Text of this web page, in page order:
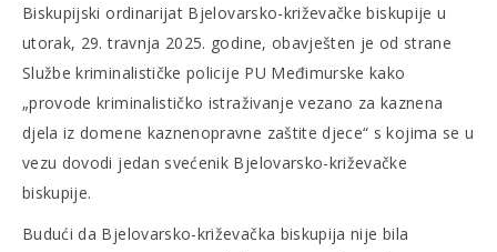
Biskupijski ordinarijat Bjelovarsko-križevačke biskupije u
utorak, 29. travnja 2025. godine, obavješten je od strane
Službe kriminalističke policije PU Međimurske kako
„provode kriminalističko istraživanje vezano za kaznena
djela iz domene kaznenopravne zaštite djece“ s kojima se u
vezu dovodi jedan svećenik Bjelovarsko-križevačke
biskupije.
Budući da Bjelovarsko-križevačka biskupija nije bila